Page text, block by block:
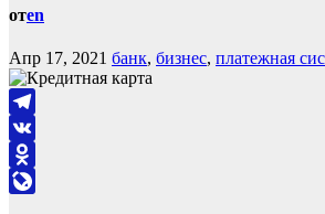
отen
Апр 17, 2021 банк, бизнес, платежная
Telegram
VK
Odnoklassniki